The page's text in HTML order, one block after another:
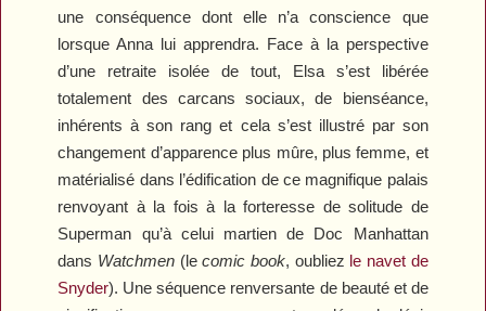
une conséquence dont elle n’a conscience que
lorsque Anna lui apprendra. Face à la perspective
d’une retraite isolée de tout, Elsa s’est libérée
totalement des carcans sociaux, de bienséance,
inhérents à son rang et cela s’est illustré par son
changement d’apparence plus mûre, plus femme, et
matérialisé dans l’édification de ce magnifique palais
renvoyant à la fois à la forteresse de solitude de
Superman qu’à celui martien de Doc Manhattan
dans Watchmen (lecomic book, oubliez le navet de
Snyder). Une séquence renversante de beauté et de